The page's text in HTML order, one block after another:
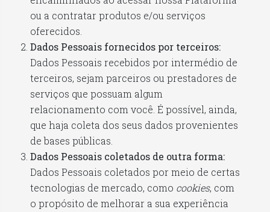
ou a contratar produtos e/ou serviços
oferecidos.
Dados Pessoais fornecidos por terceiros:
Dados Pessoais recebidos por intermédio de
terceiros, sejam parceiros ou prestadores de
serviços que possuam algum
relacionamento com você. É possível, ainda,
que haja coleta dos seus dados provenientes
de bases públicas.
Dados Pessoais coletados de outra forma:
Dados Pessoais coletados por meio de certas
tecnologias de mercado, como cookies, com
o propósito de melhorar a sua experiência